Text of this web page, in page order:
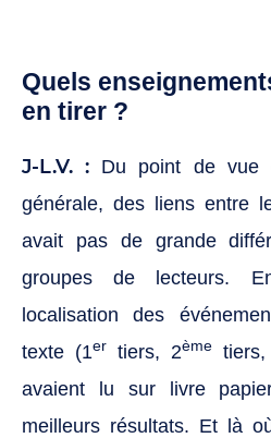
Quels
en tirer ?
J-L.V. : Du point de vue
générale, des liens entre
avait pas de grande
groupes de lecteurs.
localisation des
texte (1er tiers, 2èmetiers,
avaient lu sur livre
meilleurs résultats. Et là